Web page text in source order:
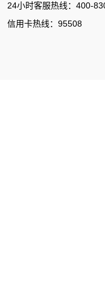
24小时客服热线：400-
信用卡热线：95508